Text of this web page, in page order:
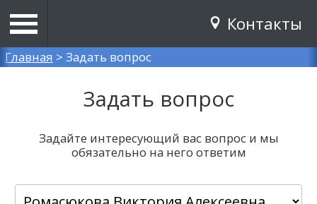
Контакты
Вы здесь
Главная > Задать вопрос
Задать вопрос
Задайте интересующий вас вопрос и мы
обязательно на него ответим